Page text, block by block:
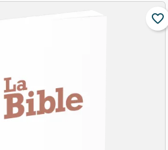
favorite_border